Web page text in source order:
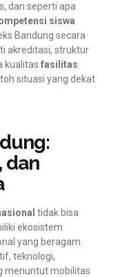
dan seperti apa
siswa
Bandung secara
akreditasi, struktur
kualitas fasilitas
situasi yang dekat
dan
tidak bisa
ekosistem
yang beragam.
teknologi,
menuntut mobilitas